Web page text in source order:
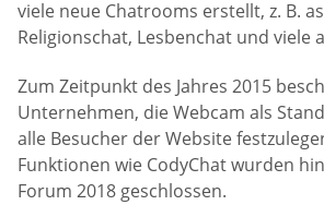
viele neue Chatrooms erstellt, z. B.
Religionschat, Lesbenchat und viele
Zum Zeitpunkt des Jahres 2015
Unternehmen, die Webcam als
alle Besucher der Website
Funktionen wie CodyChat wurden
Forum 2018 geschlossen.